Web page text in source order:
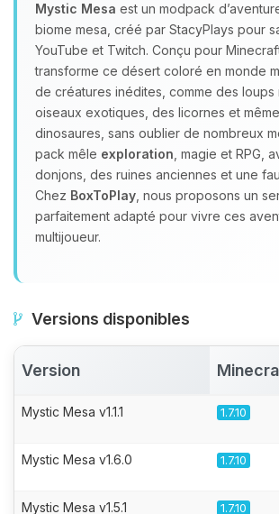
Mystic Mesa est un modpack
biome mesa, créé par StacyPlays pour
YouTube et Twitch. Conçu pour Minecraft
transforme ce désert coloré en monde
de créatures inédites, comme des loups
oiseaux exotiques, des licornes et
dinosaures, sans oublier de nombreux
pack mêle exploration , magie et RPG,
donjons, des ruines anciennes et une
Chez BoxToPlay , nous proposons un
parfaitement adapté pour vivre ces
multijoueur.
Versions disponibles
Version
Mystic Mesa v1.1.1 1.7.10
Mystic Mesa v1.6.0 1.7.10
Mystic Mesa v1.5.1 1.7.10